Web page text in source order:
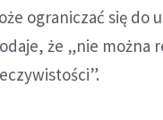
ograniczać się do
że „nie